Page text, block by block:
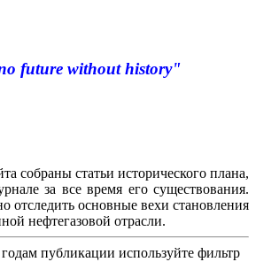
future without history"
собраны статьи исторического плана,
за все время его существования.
отследить основные вехи становления
нефтегазовой отрасли.
публикации используйте фильтр